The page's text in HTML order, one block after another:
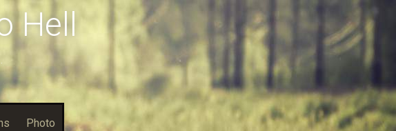
Hell
Photo